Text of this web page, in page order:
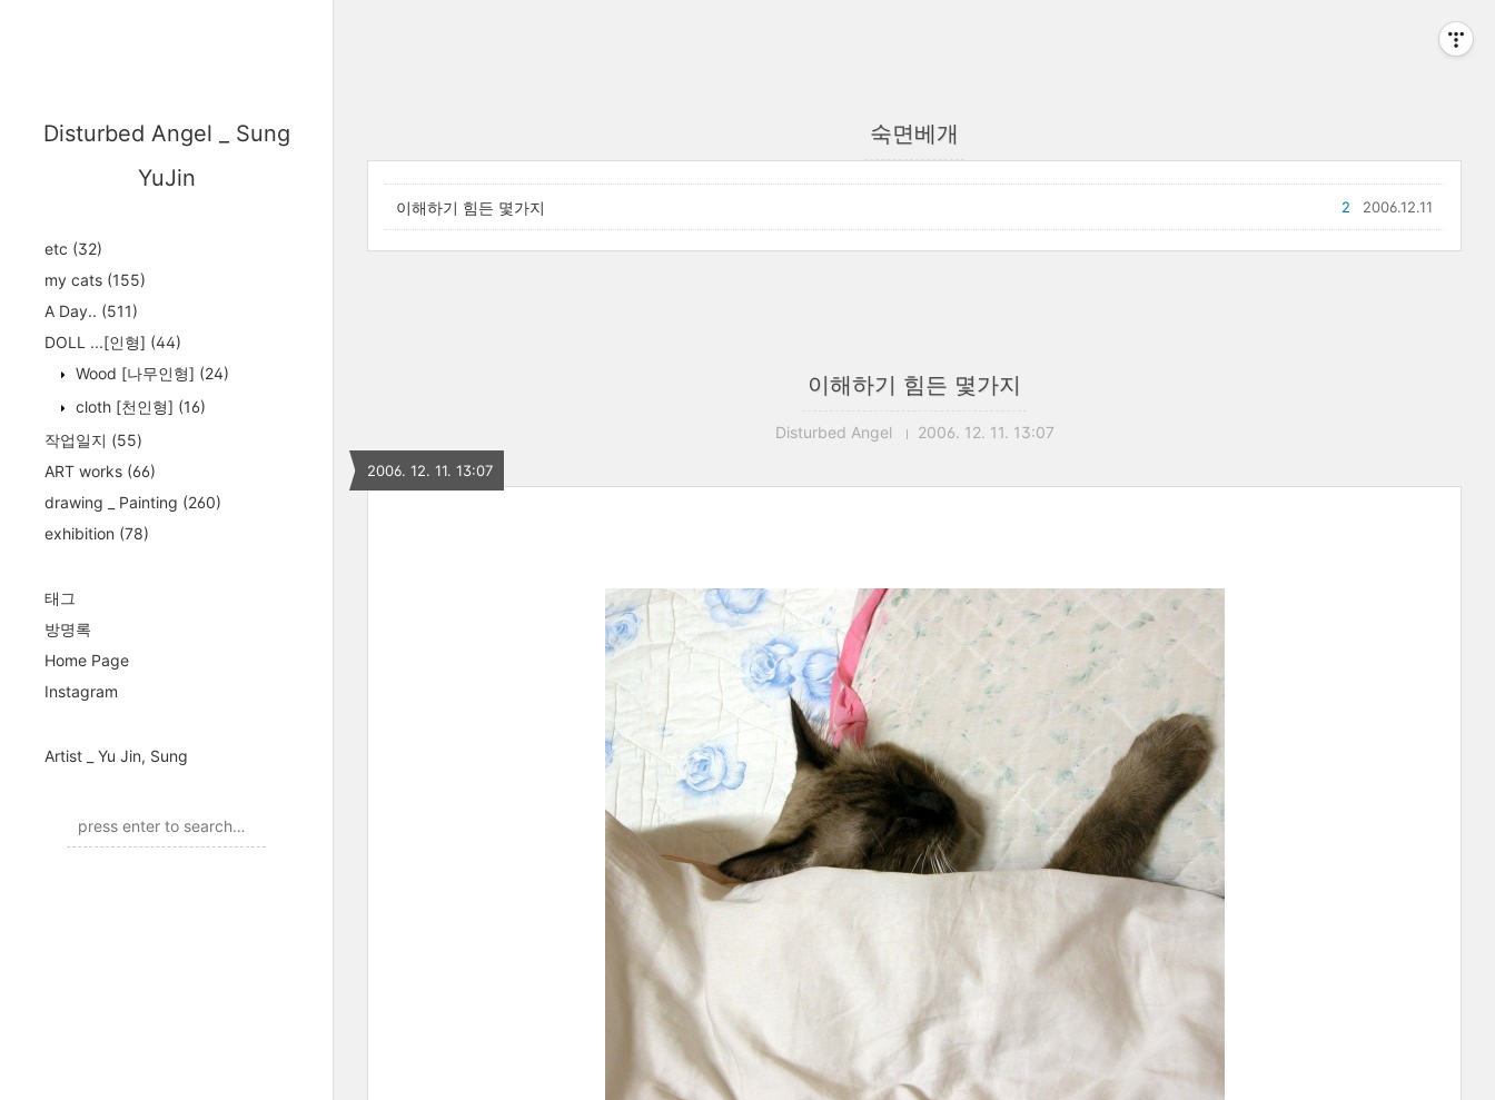
Disturbed Angel _ Sung
YuJin
etc (32)
my cats (155)
A Day.. (511)
DOLL ...[인형] (44)
Wood [나무인형] (24)
cloth [천인형] (16)
작업일지 (55)
ART works (66)
drawing _ Painting (260)
exhibition (78)
태그
방명록
Home Page
Instagram
Artist _ Yu Jin, Sung
숙면베개
이해하기 힘든 몇가지 2006.12.11
2
이해하기 힘든 몇가지
Disturbed Angel 2006. 12. 11. 13:07
2006. 12. 11. 13:07